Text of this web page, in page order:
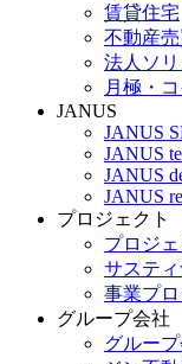
賃貸住宅
不動産
法人ソ
月極・
JANUS
JANUS
JANUS
JANUS
JANUS
プロジェクト
プロジ
サステ
事業プ
グループ会社
グルー